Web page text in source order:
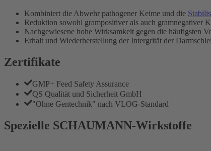
Kombiniert die Abwehr pathogener Keime und die
Reduktion sowohl grampositiver als auch gramnegativer
Nachgewiesene hohe Wirksamkeit gegen die häufigsten
Erhalt und Wiederherstellung der Intergrität der
Zertifikate
GMP+ Feed Safety Assurance
QS Qualität und Sicherheit GmbH
"Ohne Gentechnik" nach VLOG-Standard
Spezielle SCHAUMANN-Wirkstoffe